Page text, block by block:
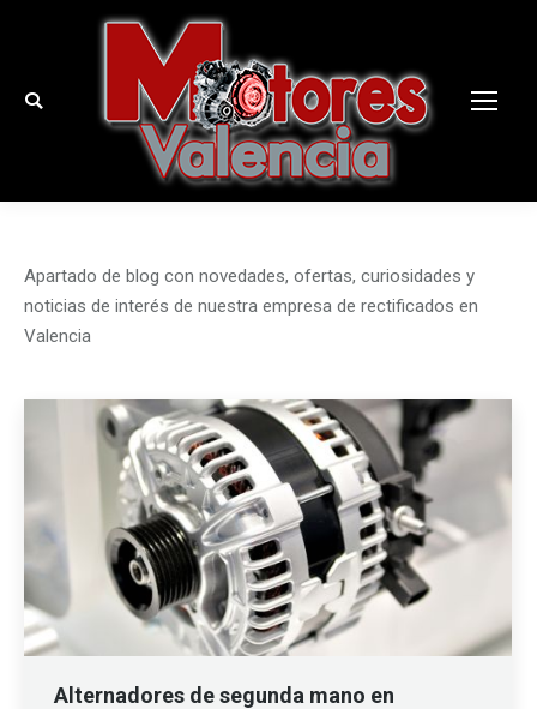
Buscar:
Apartado de blog con novedades, ofertas, curiosidades y
noticias de interés de nuestra empresa de rectificados en
Valencia
Alternadores de segunda mano en